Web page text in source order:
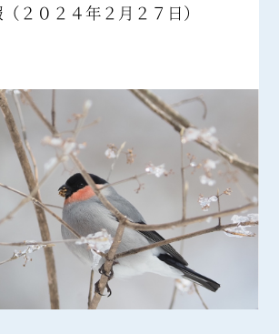
２０２４年２月２７日）